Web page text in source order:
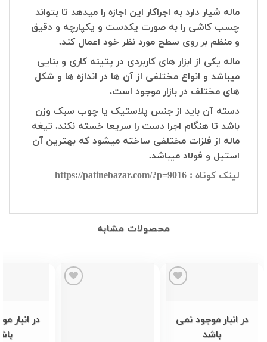
ماله شیار دارد به اجراکار این اجازه را میدهد تا بتواند
چسب کاشی را به صورت یکدست و یکپارچه و دقیق
و منظم بر روی سطح مورد نظر خود اعمال کند.
ماله یکی از ابزار های کاربردی در پتینه کاری و بنایی
میباشد و انواع مختلفی از آن ها در اندازه ها و شکل
های مختلف در بازار موجود است.
دسته آن باید از جنس پلاستیک یا چوب سبک وزن
باشد تا هنگام اجرا دست را سریعا خسته نکند. تیغه
ماله از فلزات مختلفی ساخته میشود که بهترین آن
استیل و فولاد میباشد.
لینک کوتاه : https://patinebazar.com/?p=9016
محصولات مشابه
در انبار موجود نمی
باشد
در انبار